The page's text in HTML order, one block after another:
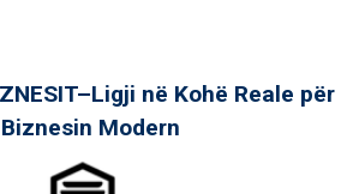
në Kohë Reale për
Biznesin Modern